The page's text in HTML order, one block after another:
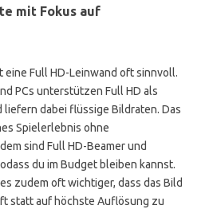
mit Fokus auf
eine Full HD-Leinwand oft sinnvoll.
PCs unterstützen Full HD als
liefern dabei flüssige Bildraten. Das
Spielerlebnis ohne
sind Full HD-Beamer und
du im Budget bleiben kannst.
zudem oft wichtiger, dass das Bild
statt auf höchste Auflösung zu